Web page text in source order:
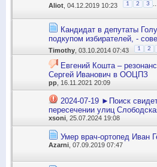
Aliot , 04.12.2019 10:23 1 2 3
Кандидат в депутаты
подкупом избирателей, -
Timothy , 03.10.2014 07:43 1 2
Евгений Кошта –
Сергей Иванович в ООЦПЗ
pp , 16.11.2021 20:09
2024-07-19 ►Поиск
пересечении улиц
xsoni , 25.07.2024 19:08
Умер врач-ортопед Иван
Azarni , 07.09.2019 07:47